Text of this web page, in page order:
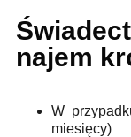
najem
W